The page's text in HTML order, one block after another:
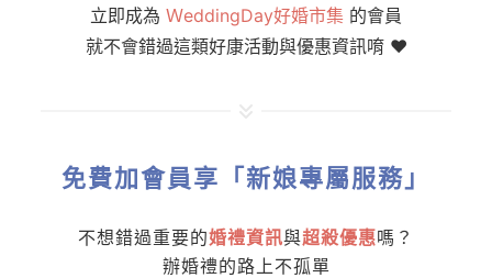
立即成為 ＷeddingDay好婚市集 的會員
就不會錯過這類好康活動與優惠資訊唷 ❤️
免費加會員享「新娘專屬服務」
不想錯過重要的婚禮資訊與超殺優惠嗎？
辦婚禮的路上不孤單